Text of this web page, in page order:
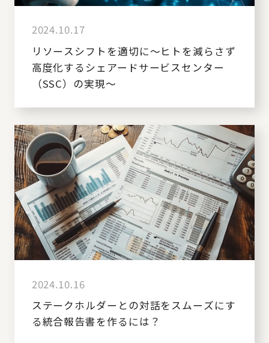
2024.10.17
リソースシフトを適切に～ヒトを減らさず
高度化するシェアードサービスセンター
（SSC）の実現～
2024.10.16
ステークホルダーとの対話をスムーズにす
る統合報告書を作るには？